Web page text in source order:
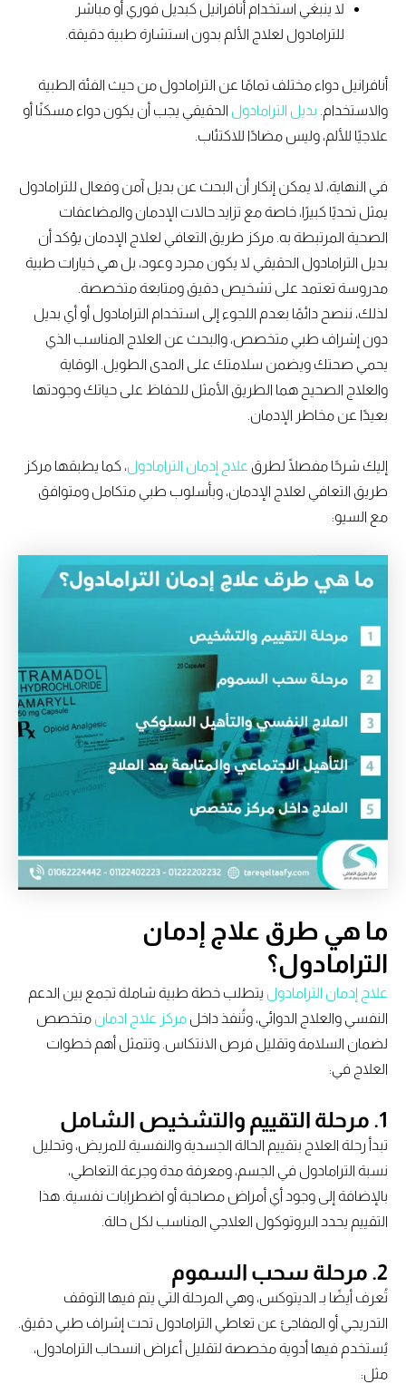
لا ينبغي استخدام أنافرانيل كبديل فوري أو مباشر
للترامادول لعلاج الألم بدون استشارة طبية دقيقة.
أنافرانيل دواء مختلف تمامًا عن الترامادول من حيث الفئة الطبية
والاستخدام. بديل الترامادول الحقيقي يجب أن يكون دواء مسكنًا أو
علاجيًا للألم، وليس مضادًا للاكتئاب.
في النهاية، لا يمكن إنكار أن البحث عن بديل آمن وفعال للترامادول
يمثل تحديًا كبيرًا، خاصة مع تزايد حالات الإدمان والمضاعفات
الصحية المرتبطة به. مركز طريق التعافي لعلاج الإدمان يؤكد أن
بديل الترامادول الحقيقي لا يكون مجرد وعود، بل هي خيارات طبية
مدروسة تعتمد على تشخيص دقيق ومتابعة متخصصة.
لذلك، ننصح دائمًا بعدم اللجوء إلى استخدام الترامادول أو أي بديل
دون إشراف طبي متخصص، والبحث عن العلاج المناسب الذي
يحمي صحتك ويضمن سلامتك على المدى الطويل. الوقاية
والعلاج الصحيح هما الطريق الأمثل للحفاظ على حياتك وجودتها
بعيدًا عن مخاطر الإدمان.
إليك شرحًا مفصلًا لطرقعلاج إدمان الترامادول ، كما يطبقها مركز
طريق التعافي لعلاج الإدمان، وبأسلوب طبي متكامل ومتوافق
مع السيو:
ما هي طرق علاج إدمان
الترامادول؟
علاج إدمان الترامادول يتطلب خطة طبية شاملة تجمع بين الدعم
النفسي والعلاج الدوائي، وتُنفذ داخل مركز علاج ادمانمتخصص
لضمان السلامة وتقليل فرص الانتكاس. وتتمثل أهم خطوات
العلاج في:
تبدأ رحلة العلاج بتقييم الحالة الجسدية والنفسية للمريض، وتحليل
نسبة الترامادول في الجسم، ومعرفة مدة وجرعة التعاطي،
بالإضافة إلى وجود أي أمراض مصاحبة أو اضطرابات نفسية. هذا
التقييم يحدد البروتوكول العلاجي المناسب لكل حالة.
2. مرحلة سحب السموم
تُعرف أيضًا بـ الديتوكس، وهي المرحلة التي يتم فيها التوقف
التدريجي أو المفاجئ عن تعاطي الترامادول تحت إشراف طبي دقيق.
يُستخدم فيها أدوية مخصصة لتقليل أعراض انسحاب الترامادول،
مثل: